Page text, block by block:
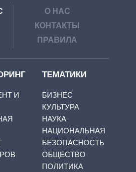
О НАС
КОНТАКТЫ
ПРАВИЛА
И
ТЕМАТИКИ
БИЗНЕС
КУЛЬТУРА
НАУКА
НАЦИОНАЛЬНАЯ
БЕЗОПАСНОСТЬ
ОБЩЕСТВО
ПОЛИТИКА